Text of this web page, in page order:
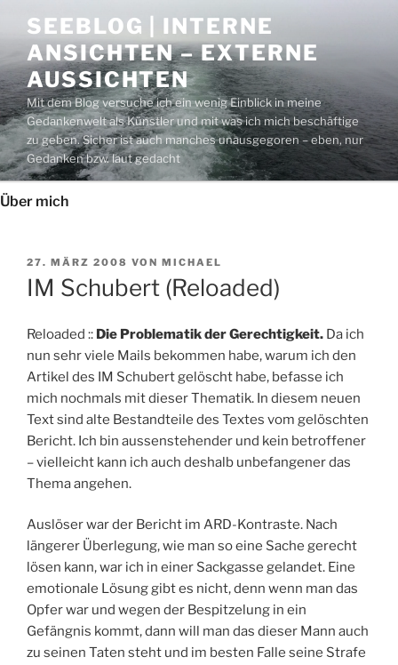
Inhalt
springen
SEEBLOG | INTERNE
ANSICHTEN – EXTERNE
AUSSICHTEN
Mit dem Blog versuche ich ein wenig Einblick in meine
Gedankenwelt als Künstler und mit was ich mich beschäftige
zu geben. Sicher ist auch manches unausgegoren – eben, nur
Gedanken bzw. laut gedacht
Über mich
VERÖFFENTLICHT
AM
27. MÄRZ 2008 VON MICHAEL
IM Schubert (Reloaded)
Reloaded :: Die Problematik der Gerechtigkeit. Da ich
nun sehr viele Mails bekommen habe, warum ich den
Artikel des IM Schubert gelöscht habe, befasse ich
mich nochmals mit dieser Thematik. In diesem neuen
Text sind alte Bestandteile des Textes vom gelöschten
Bericht. Ich bin aussenstehender und kein betroffener
– vielleicht kann ich auch deshalb unbefangener das
Thema angehen.
Auslöser war der Bericht im ARD-Kontraste. Nach
längerer Überlegung, wie man so eine Sache gerecht
lösen kann, war ich in einer Sackgasse gelandet. Eine
emotionale Lösung gibt es nicht, denn wenn man das
Opfer war und wegen der Bespitzelung in ein
Gefängnis kommt, dann will man das dieser Mann auch
zu seinen Taten steht und im besten Falle seine Strafe